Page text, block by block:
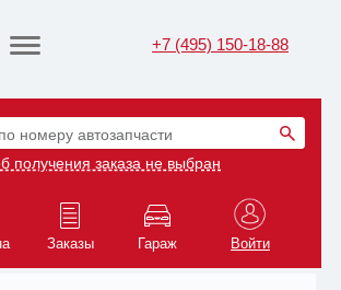
+7 (495) 150-18-88
номеру автозапчасти
получения заказа не выбран
Заказы Гараж Войти